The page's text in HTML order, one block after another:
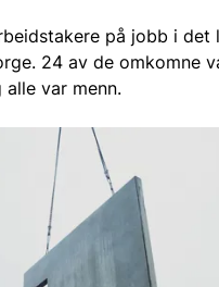
på jobb i det
24 av de omkomne
var menn.